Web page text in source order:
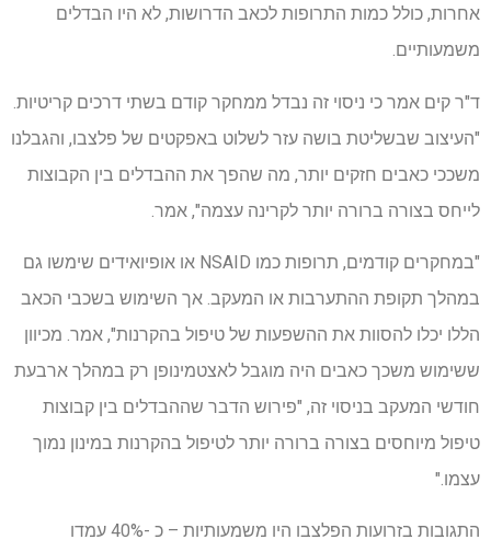
אחרות, כולל כמות התרופות לכאב הדרושות, לא היו הבדלים
משמעותיים.
ד"ר קים אמר כי ניסוי זה נבדל ממחקר קודם בשתי דרכים קריטיות.
"העיצוב שבשליטת בושה עזר לשלוט באפקטים של פלצבו, והגבלנו
משככי כאבים חזקים יותר, מה שהפך את ההבדלים בין הקבוצות
לייחס בצורה ברורה יותר לקרינה עצמה", אמר.
"במחקרים קודמים, תרופות כמו NSAID או אופיואידים שימשו גם
במהלך תקופת ההתערבות או המעקב. אך השימוש בשכבי הכאב
הללו יכלו להסוות את ההשפעות של טיפול בהקרנות", אמר. מכיוון
ששימוש משכך כאבים היה מוגבל לאצטמינופן רק במהלך ארבעת
חודשי המעקב בניסוי זה, "פירוש הדבר שההבדלים בין קבוצות
טיפול מיוחסים בצורה ברורה יותר לטיפול בהקרנות במינון נמוך
עצמו."
התגובות בזרועות הפלצבו היו משמעותיות – כ -40% עמדו